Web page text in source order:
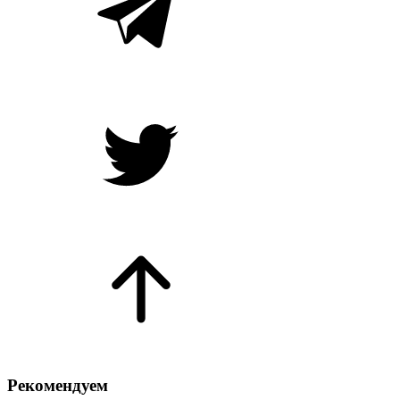
Рекомендуем